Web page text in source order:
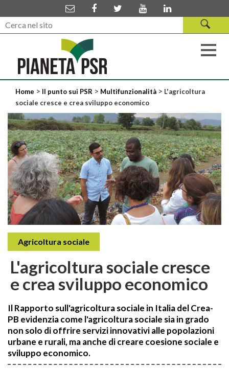
Home > Il punto sui PSR > Multifunzionalità > L'agricoltura
sociale cresce e crea sviluppo economico
Agricoltura sociale
L'agricoltura sociale cresce
e crea sviluppo economico
Il Rapporto sull'agricoltura sociale in Italia del Crea-
PB evidenzia come l'agricoltura sociale sia in grado
non solo di offrire servizi innovativi alle popolazioni
urbane e rurali, ma anche di creare coesione sociale e
sviluppo economico.